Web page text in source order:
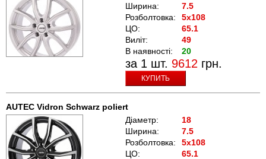
Ширина:
7.5
Розболтовка:
5x108
ЦО:
65.1
Виліт:
49
В наявності:
20
за 1 шт. 9612 грн.
КУПИТЬ
AUTEC Vidron Schwarz poliert
Діаметр:
18
Ширина:
7.5
Розболтовка:
5x108
ЦО:
65.1